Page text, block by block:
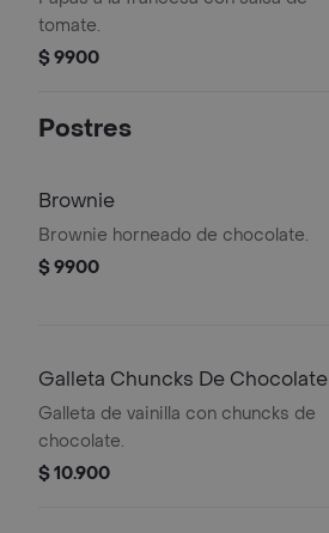
tomate.
$ 9900
Postres
Brownie
Brownie horneado de chocolate.
$ 9900
Galleta Chuncks De Chocolate
Galleta de vainilla con chuncks de
chocolate.
$ 10.900